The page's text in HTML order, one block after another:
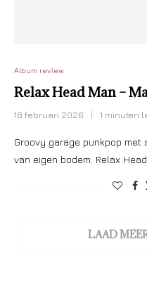
Album review
Relax Head Man –
18 februari 2026 1 minuten
Groovy garage punkpop
van eigen bodem. Relax Head
LAAD